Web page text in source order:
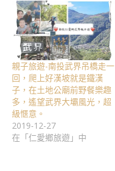
親子旅遊-南投武界吊橋走一
回，爬上好漢坡就是鐵漢
子，在土地公廟前野餐樂趣
多，遙望武界大壩風光，超
級愜意。
2019-12-27
在「仁愛鄉旅遊」中